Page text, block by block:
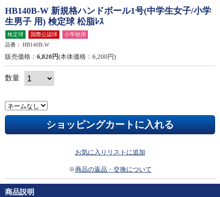
HB140B-W 新規格ハンドボール1号(中学生女子/小学
生男子 用) 検定球 松脂ﾚｽ
検定球 国際公認球
小学校用
品番：
HB140B-W
販売価格： 6,820円(本体価格：6,200円)
数量
お気に入りリストに追加
※商品の返品・交換について
商品説明